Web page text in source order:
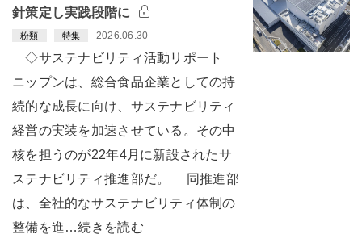
針策定し実践段階に
粉類 特集 2026.06.30
◇サステナビリティ活動リポート
ニップンは、総合食品企業としての持
続的な成長に向け、サステナビリティ
経営の実装を加速させている。その中
核を担うのが22年4月に新設されたサ
ステナビリティ推進部だ。 同推進部
は、全社的なサステナビリティ体制の
整備を進…続きを読む